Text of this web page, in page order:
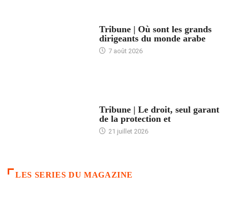
Tribune | Où sont les grands
dirigeants du monde arabe
7 août 2026
Tribune | Le droit, seul garant
de la protection et
21 juillet 2026
LES SERIES DU MAGAZINE